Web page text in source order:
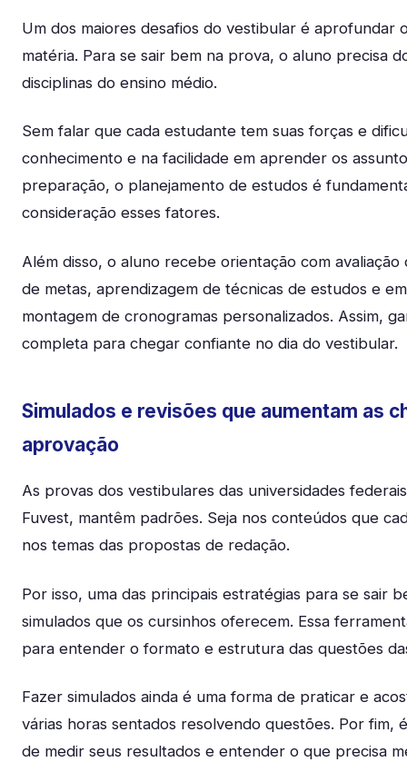
Um dos maiores desafios do vestibular é aprofundar
matéria. Para se sair bem na prova, o aluno precisa
disciplinas do ensino médio.
Sem falar que cada estudante tem suas forças e
conhecimento e na facilidade em aprender os
preparação, o planejamento de estudos é
consideração esses fatores.
Além disso, o aluno recebe orientação com
de metas, aprendizagem de técnicas de estudos e
montagem de cronogramas personalizados. Assim,
completa para chegar confiante no dia do vestibular.
Simulados e revisões que aumentam as
aprovação
As provas dos vestibulares das universidades
Fuvest, mantêm padrões. Seja nos conteúdos que
nos temas das propostas de redação.
Por isso, uma das principais estratégias para se sair
simulados que os cursinhos oferecem. Essa
para entender o formato e estrutura das questões
Fazer simulados ainda é uma forma de praticar e
várias horas sentados resolvendo questões. Por fim,
de medir seus resultados e entender o que precisa